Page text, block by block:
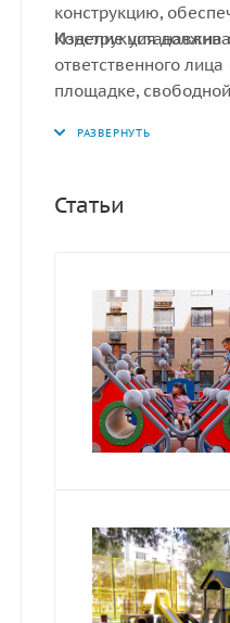
конструкцию,
Конструкция
Изделие
ответственного
площадке,
мм.
Статьи